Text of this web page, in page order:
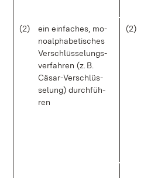
(2)
ein ein­fa­ches, mo­
no­al­pha­be­ti­sches
Ver­schlüs­se­lungs­
ver­fah­ren (z. B.
Cä­sar-Ver­schlüs­
se­lung) durch­füh­
ren
(2)